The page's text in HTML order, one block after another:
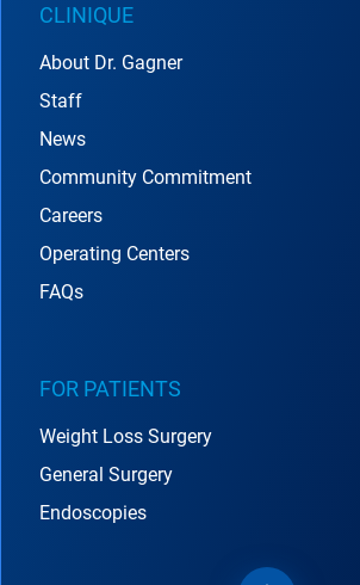
CLINIQUE
About Dr. Gagner
Staff
News
Community Commitment
Careers
Operating Centers
FAQs
FOR PATIENTS
Weight Loss Surgery
General Surgery
Endoscopies